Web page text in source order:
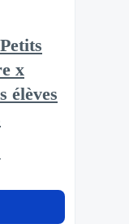
x
élèves